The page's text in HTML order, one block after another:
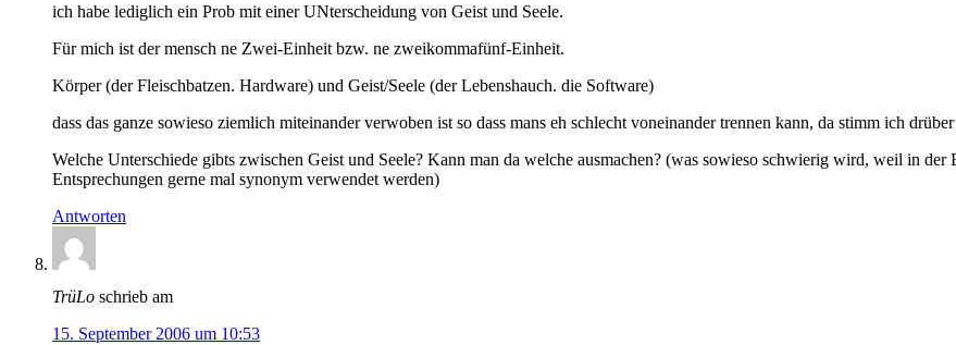
ich habe lediglich ein Prob mit einer UNterscheidung von Geist und Seele.
Für mich ist der mensch ne Zwei-Einheit bzw. ne zweikommafünf-Einheit.
Körper (der Fleischbatzen. Hardware) und Geist/Seele (der Lebenshauch. die Software)
dass das ganze sowieso ziemlich miteinander verwoben ist so dass mans eh schlecht voneinander trennen kann, da stimm ich
Welche Unterschiede gibts zwischen Geist und Seele? Kann man da welche ausmachen? (was sowieso schwierig wird, weil in
Entsprechungen gerne mal synonym verwendet werden)
Antworten
TrüLo schrieb am
15. September 2006 um 10:53